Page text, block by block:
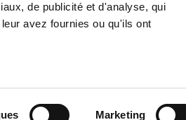
de publicité et d'analyse, qui
avez fournies ou qu'ils ont
Marketing